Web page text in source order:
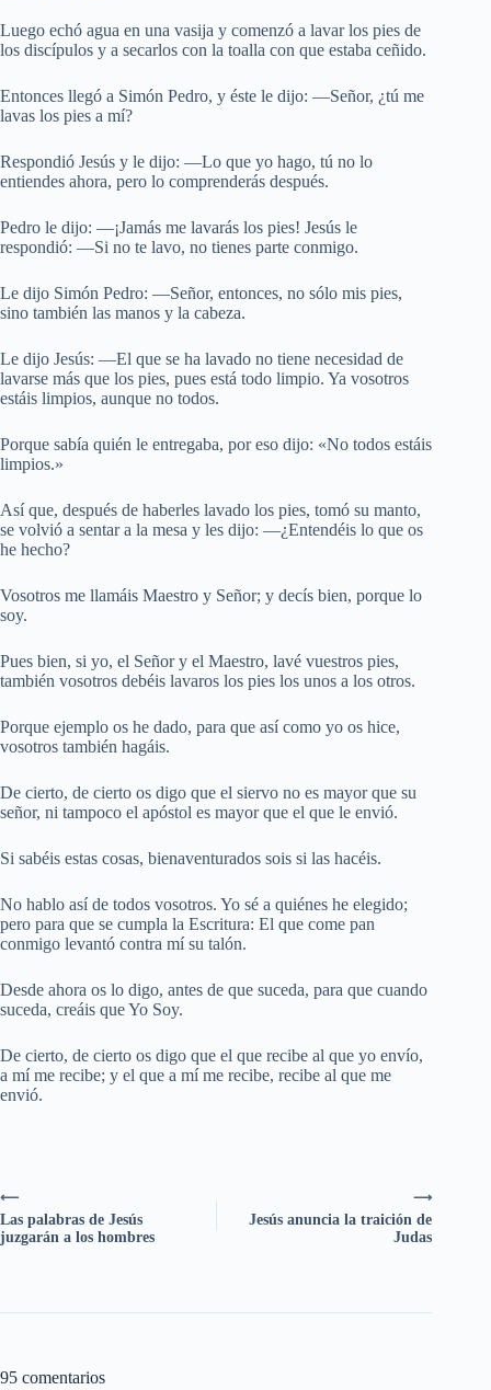
Luego echó agua en una vasija y comenzó a lavar los pies de
los discípulos y a secarlos con la toalla con que estaba ceñido.
Entonces llegó a Simón Pedro, y éste le dijo: —Señor, ¿tú me
lavas los pies a mí?
Respondió Jesús y le dijo: —Lo que yo hago, tú no lo
entiendes ahora, pero lo comprenderás después.
Pedro le dijo: —¡Jamás me lavarás los pies! Jesús le
respondió: —Si no te lavo, no tienes parte conmigo.
Le dijo Simón Pedro: —Señor, entonces, no sólo mis pies,
sino también las manos y la cabeza.
Le dijo Jesús: —El que se ha lavado no tiene necesidad de
lavarse más que los pies, pues está todo limpio. Ya vosotros
estáis limpios, aunque no todos.
Porque sabía quién le entregaba, por eso dijo: «No todos estáis
limpios.»
Así que, después de haberles lavado los pies, tomó su manto,
se volvió a sentar a la mesa y les dijo: —¿Entendéis lo que os
he hecho?
Vosotros me llamáis Maestro y Señor; y decís bien, porque lo
soy.
Pues bien, si yo, el Señor y el Maestro, lavé vuestros pies,
también vosotros debéis lavaros los pies los unos a los otros.
Porque ejemplo os he dado, para que así como yo os hice,
vosotros también hagáis.
De cierto, de cierto os digo que el siervo no es mayor que su
señor, ni tampoco el apóstol es mayor que el que le envió.
Si sabéis estas cosas, bienaventurados sois si las hacéis.
No hablo así de todos vosotros. Yo sé a quiénes he elegido;
pero para que se cumpla la Escritura: El que come pan
conmigo levantó contra mí su talón.
Desde ahora os lo digo, antes de que suceda, para que cuando
suceda, creáis que Yo Soy.
De cierto, de cierto os digo que el que recibe al que yo envío,
a mí me recibe; y el que a mí me recibe, recibe al que me
envió.
⟶
Jesús anuncia la traición de
Judas
⟵
Las palabras de Jesús
juzgarán a los hombres
95 comentarios